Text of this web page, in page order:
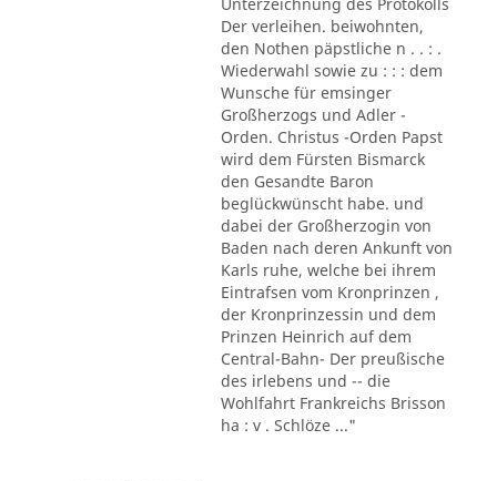
Der verleihen. beiwohnten,
den Nothen päpstliche n . . : .
Wiederwahl sowie zu : : : dem
Wunsche für emsinger
Großherzogs und Adler -
Orden. Christus -Orden Papst
wird dem Fürsten Bismarck
den Gesandte Baron
beglückwünscht habe. und
dabei der Großherzogin von
Baden nach deren Ankunft von
Karls ruhe, welche bei ihrem
Eintrafsen vom Kronprinzen ,
der Kronprinzessin und dem
Prinzen Heinrich auf dem
Central-Bahn- Der preußische
des irlebens und -- die
Wohlfahrt Frankreichs Brisson
ha : v . Schlöze ..."